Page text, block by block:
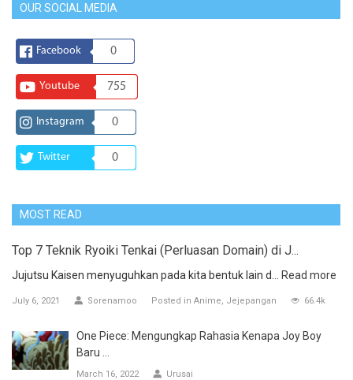
OUR SOCIAL MEDIA
Facebook 0
Youtube 755
Instagram 0
Twitter 0
MOST READ
Top 7 Teknik Ryoiki Tenkai (Perluasan Domain) di J...
Jujutsu Kaisen menyuguhkan pada kita bentuk lain d... Read more
July 6, 2021 Sorenamoo Posted in Anime Jejepangan 66.4k
One Piece: Mengungkap Rahasia Kenapa Joy Boy
Baru ...
March 16, 2022 Urusai